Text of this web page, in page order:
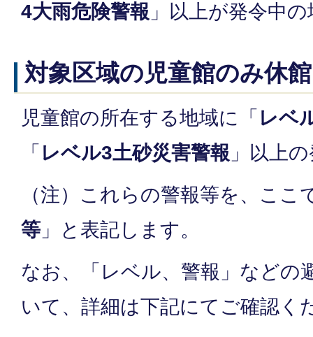
4大雨危険警報 」以上が発令中
対象区域の児童館のみ休館
児童館の所在する地域に「 レベ
「 レベル3土砂災害警報 」以上
（注）これらの警報等を、ここ
等 」と表記します。
なお、「レベル、警報」などの
いて、詳細は下記にてご確認く